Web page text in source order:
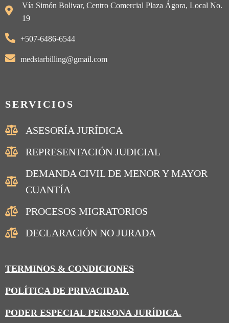
Vía Simón Bolivar, Centro Comercial Plaza Ágora, Local No.
19
+507-6486-6544
medstarbilling@gmail.com
SERVICIOS
ASESORÍA JURÍDICA
REPRESENTACIÓN JUDICIAL
DEMANDA CIVIL DE MENOR Y MAYOR
CUANTÍA
PROCESOS MIGRATORIOS
DECLARACIÓN NO JURADA
TERMINOS & CONDICIONES
POLÍTICA DE PRIVACIDAD.
PODER ESPECIAL PERSONA JURÍDICA.